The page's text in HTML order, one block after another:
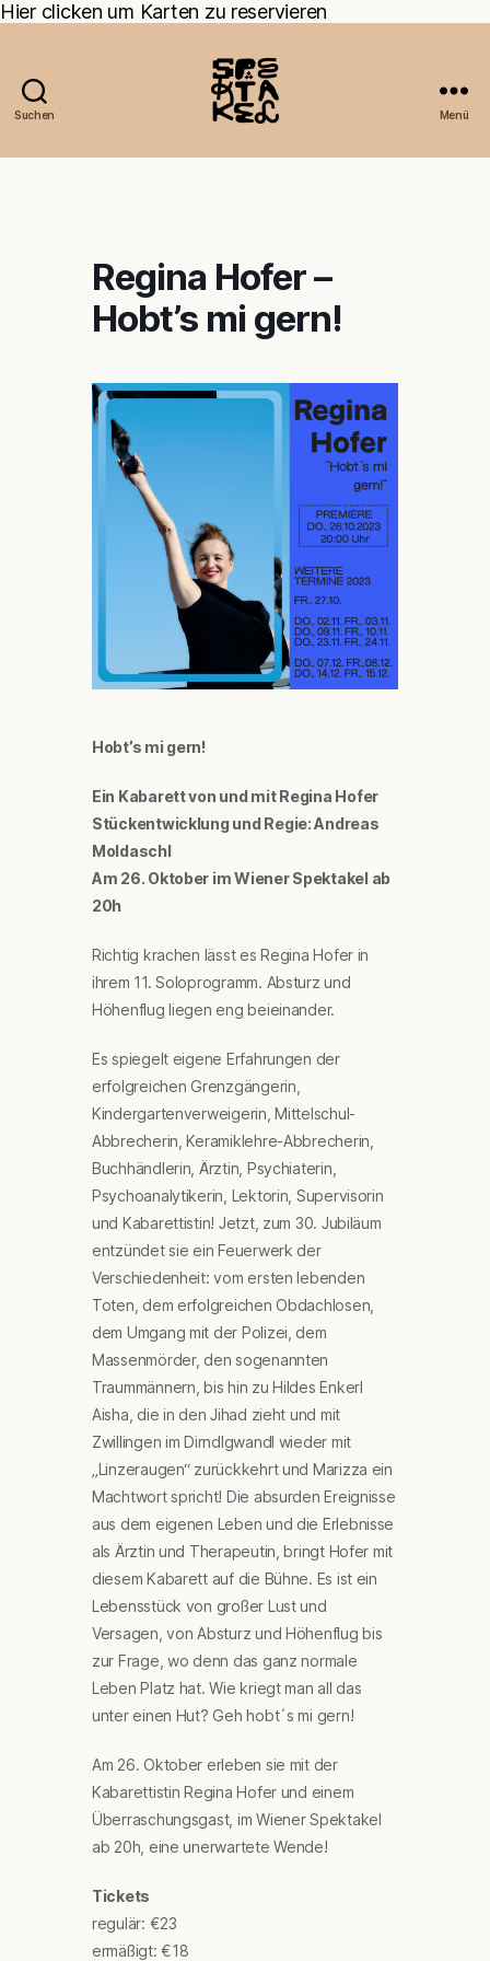
Hier clicken um Karten zu reservieren
Suchen Menü
Regina Hofer –
Hobt’s mi gern!
Hobt’s mi gern!
Ein Kabarett von und mit Regina Hofer
Stückentwicklung und Regie: Andreas
Moldaschl
Am 26. Oktober im Wiener Spektakel ab
20h
Richtig krachen lässt es Regina Hofer in
ihrem 11. Soloprogramm. Absturz und
Höhenflug liegen eng beieinander.
Es spiegelt eigene Erfahrungen der
erfolgreichen Grenzgängerin,
Kindergartenverweigerin, Mittelschul-
Abbrecherin, Keramiklehre-Abbrecherin,
Buchhändlerin, Ärztin, Psychiaterin,
Psychoanalytikerin, Lektorin, Supervisorin
und Kabarettistin! Jetzt, zum 30. Jubiläum
entzündet sie ein Feuerwerk der
Verschiedenheit: vom ersten lebenden
Toten, dem erfolgreichen Obdachlosen,
dem Umgang mit der Polizei, dem
Massenmörder, den sogenannten
Traummännern, bis hin zu Hildes Enkerl
Aisha, die in den Jihad zieht und mit
Zwillingen im Dirndlgwandl wieder mit
„Linzeraugen“ zurückkehrt und Marizza ein
Machtwort spricht! Die absurden Ereignisse
aus dem eigenen Leben und die Erlebnisse
als Ärztin und Therapeutin, bringt Hofer mit
diesem Kabarett auf die Bühne. Es ist ein
Lebensstück von großer Lust und
Versagen, von Absturz und Höhenflug bis
zur Frage, wo denn das ganz normale
Leben Platz hat. Wie kriegt man all das
unter einen Hut? Geh hobt´s mi gern!
Am 26. Oktober erleben sie mit der
Kabarettistin Regina Hofer und einem
Überraschungsgast, im Wiener Spektakel
ab 20h, eine unerwartete Wende!
Tickets
regulär: €23
ermäßigt: €18